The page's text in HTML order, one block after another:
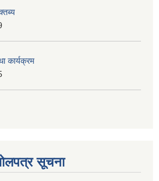
कार्यक्रम
सूचना